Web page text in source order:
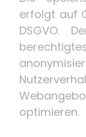
erfolgt auf
DSGVO.
optimieren.